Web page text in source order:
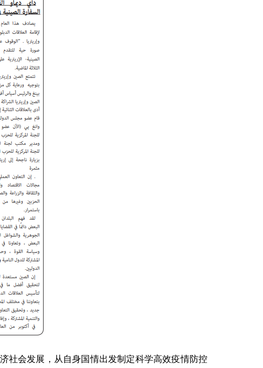
社会发展，从自身国情出发制定科学高效疫情防控